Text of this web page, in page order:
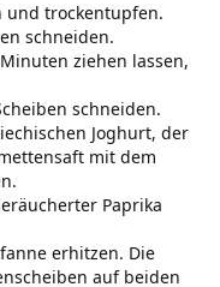
und trockentupfen.
schneiden.
ziehen lassen,
schneiden.
Joghurt, der
mit dem
Paprika
erhitzen. Die
auf beiden